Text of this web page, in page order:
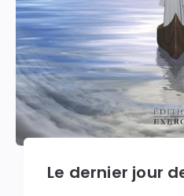
Le dernier jour